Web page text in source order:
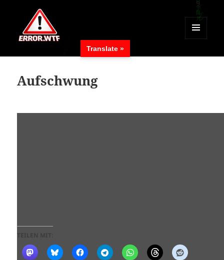
MENÜ
WIDGETS
Aufschwung
Translate »